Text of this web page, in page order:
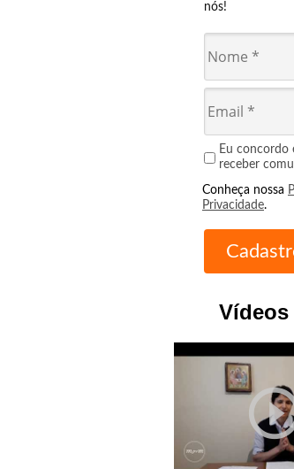
nós!
Eu concordo
receber
Conheça nossa
Privacidade.
Vídeos